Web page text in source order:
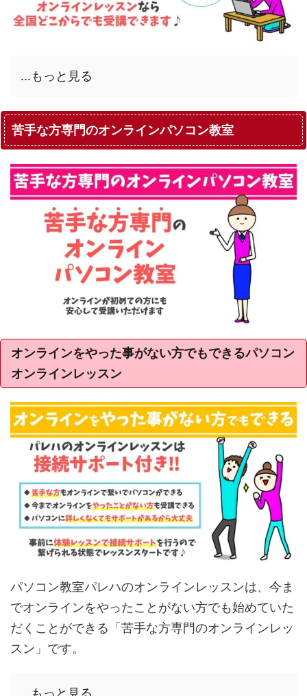
...もっと見る
苦手な方専門のオンラインパソコン教室
オンラインをやった事がない方でもできるパソコン
オンラインレッスン
パソコン教室パレハのオンラインレッスンは、今ま
でオンラインをやったことがない方でも始めていた
だくことができる「苦手な方専門のオンラインレッ
スン」です。
...もっと見る